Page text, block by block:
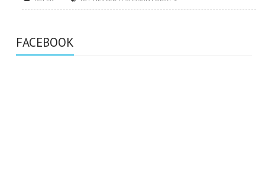
FACEBOOK